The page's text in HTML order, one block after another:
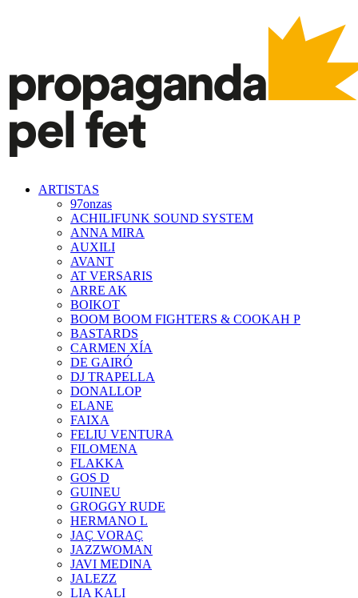
ARTISTAS
97onzas
ACHILIFUNK SOUND SYSTEM
ANNA MIRA
AUXILI
AVANT
AT VERSARIS
ARRE AK
BOIKOT
BOOM BOOM FIGHTERS & COOKAH P
BASTARDS
CARMEN XÍA
DE GAIRÓ
DJ TRAPELLA
DONALLOP
ELANE
FAIXA
FELIU VENTURA
FILOMENA
FLAKKA
GOS D
GUINEU
GROGGY RUDE
HERMANO L
JAÇ VORAÇ
JAZZWOMAN
JAVI MEDINA
JALEZZ
LIA KALI